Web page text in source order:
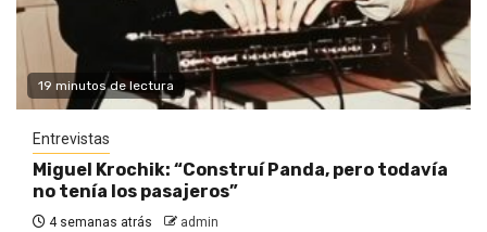
19 minutos de lectura
Entrevistas
Miguel Krochik: “Construí Panda, pero todavía
no tenía los pasajeros”
4 semanas atrás admin